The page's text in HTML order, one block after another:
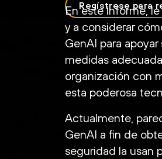
Regístrese para
En este informe,
y a considerar
GenAI para
medidas
organización con
esta poderosa
Actualmente,
GenAI a fin de
seguridad la usan